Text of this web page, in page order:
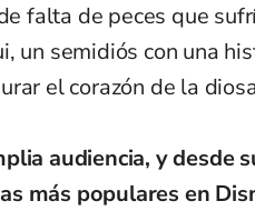
falta de peces que
un semidiós con una
el corazón de la
audiencia, y desde
más populares en